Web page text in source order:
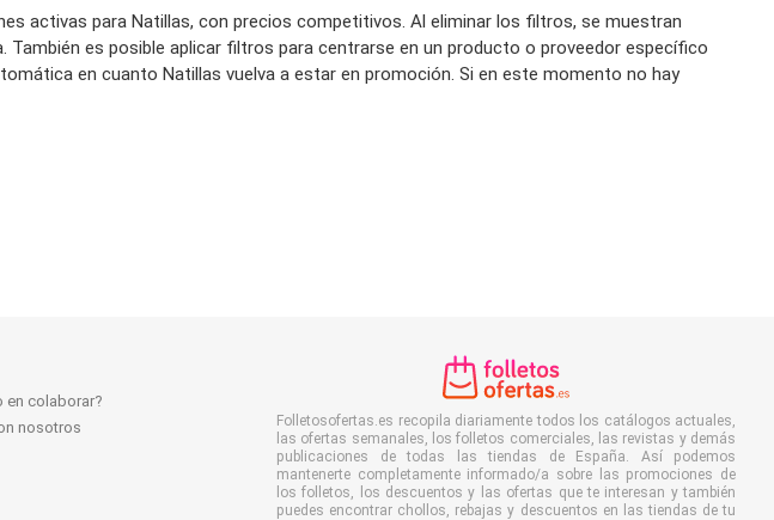
activas para Natillas, con precios competitivos. Al eliminar los filtros, se muestran
es posible aplicar filtros para centrarse en un producto o proveedor específico
en cuanto Natillas vuelva a estar en promoción. Si en este momento no hay
en colaborar?
nosotros
Folletosofertas.es recopila diariamente todos los catálogos actuales,
las ofertas semanales, los folletos comerciales, las revistas y demás
publicaciones de todas las tiendas de España. Así podemos
mantenerte completamente informado/a sobre las promociones de
los folletos, los descuentos y las ofertas que te interesan y también
puedes encontrar chollos, rebajas y descuentos en las tiendas de tu